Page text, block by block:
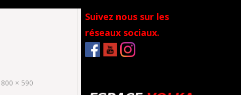
800 × 590
Suivez nous sur les
réseaux sociaux.